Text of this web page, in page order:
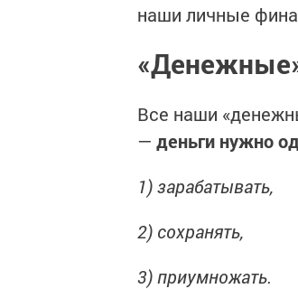
наши личные
Все наши
— деньги нужно
1) зарабатывать,
2) сохранять,
3) приумножать.